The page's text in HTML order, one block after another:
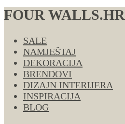
FOUR WALLS.HR
SALE
NAMJEŠTAJ
DEKORACIJA
BRENDOVI
DIZAJN INTERIJERA
INSPIRACIJA
BLOG